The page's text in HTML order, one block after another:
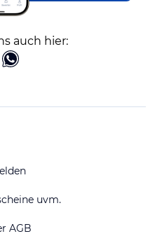
auch hier:
uvm.
AGB